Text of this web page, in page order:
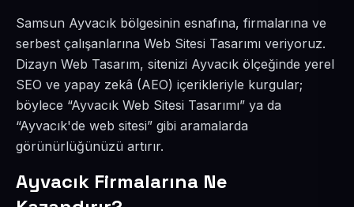
Samsun Ayvacık bölgesinin esnafına, firmalarına ve
serbest çalışanlarına Web Sitesi Tasarımı veriyoruz.
Dizayn Web Tasarım, sitenizi Ayvacık ölçeğinde yerel
SEO ve yapay zekâ (AEO) içerikleriyle kurgular;
böylece “Ayvacık Web Sitesi Tasarımı” ya da
“Ayvacık'de web sitesi” gibi aramalarda
görünürlüğünüzü artırır.
Ayvacık Firmalarına Ne